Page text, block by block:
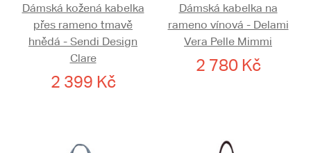
Dámská kožená kabelka
přes rameno tmavě
hnědá - Sendi Design
Clare
2 399 Kč
Dámská kabelka na
rameno vínová - Delami
Vera Pelle Mimmi
2 780 Kč